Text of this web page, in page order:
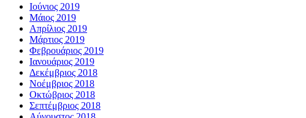
Ιούνιος 2019
Μάιος 2019
Απρίλιος 2019
Μάρτιος 2019
Φεβρουάριος 2019
Ιανουάριος 2019
Δεκέμβριος 2018
Νοέμβριος 2018
Οκτώβριος 2018
Σεπτέμβριος 2018